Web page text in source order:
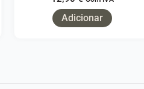
Adicionar